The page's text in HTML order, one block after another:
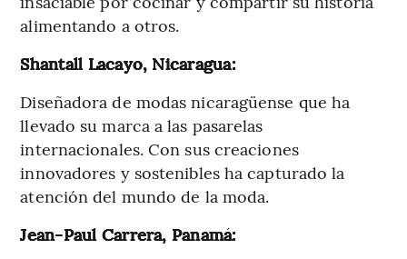
alimentando a otros.
Shantall Lacayo, Nicaragua:
Diseñadora de modas nicaragüense que ha
llevado su marca a las pasarelas
internacionales. Con sus creaciones
innovadores y sostenibles ha capturado la
atención del mundo de la moda.
Jean-Paul Carrera, Panamá: